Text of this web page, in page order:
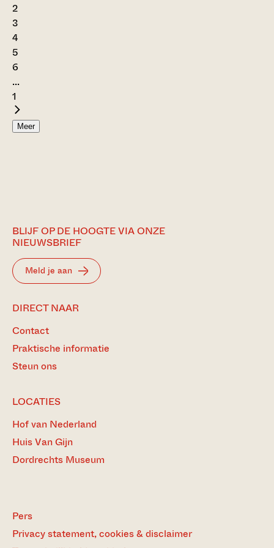
2
3
4
5
6
...
1
Meer
BLIJF OP DE HOOGTE VIA ONZE
NIEUWSBRIEF
Meld je aan
DIRECT NAAR
Contact
Praktische informatie
Steun ons
LOCATIES
Hof van Nederland
Huis Van Gijn
Dordrechts Museum
Pers
Privacy statement, cookies & disclaimer